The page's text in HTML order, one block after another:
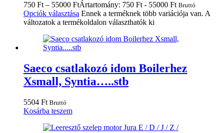
750 Ft – 55000 FtÁrtartomány: 750 Ft - 55000 Ft Bruttó
Opciók választása Ennek a terméknek több variációja van. A
változatok a termékoldalon választhatók ki
Saeco csatlakozó idom Boilerhez
Xsmall, Syntia…..stb
5504 Ft Bruttó
Kosárba teszem